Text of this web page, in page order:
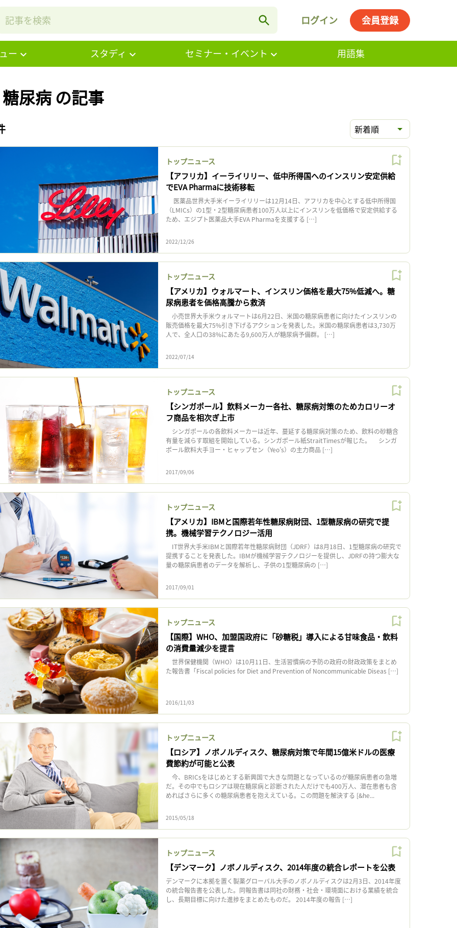
ログイン 会員登録
ー スタディ セミナー・イベント 用語集
尿病 の記事
新着順
トップニュース
【アフリカ】イーライリリー、低中所得国へのインスリン安定供給
でEVA Pharmaに技術移転
‎ 医薬品世界大手米イーライリリーは12月14日、アフリカを中心とする低中所得国
（LMICs）の1型・2型糖尿病患者100万人以上にインスリンを低価格で安定供給する
ため、エジプト医薬品大手EVA Pharmaを支援する […]
2022/12/26
トップニュース
【アメリカ】ウォルマート、インスリン価格を最大75%低減へ。糖
尿病患者を価格高騰から救済
小売世界大手米ウォルマートは6月22日、米国の糖尿病患者に向けたインスリンの
販売価格を最大75%引き下げるアクションを発表した。米国の糖尿病患者は3,730万
人で、全人口の38%にあたる9,600万人が糖尿病予備群。 […]
2022/07/14
トップニュース
【シンガポール】飲料メーカー各社、糖尿病対策のためカロリーオ
フ商品を相次ぎ上市
シンガポールの各飲料メーカーは近年、蔓延する糖尿病対策のため、飲料の砂糖含
有量を減らす取組を開始している。シンガポール紙StraitTimesが報じた。 シンガ
ポール飲料大手ヨー・ヒャップセン（Yeo’s）の主力商品 […]
2017/09/06
トップニュース
【アメリカ】IBMと国際若年性糖尿病財団、1型糖尿病の研究で提
携。機械学習テクノロジー活用
IT世界大手米IBMと国際若年性糖尿病財団（JDRF）は8月18日、1型糖尿病の研究で
提携することを発表した。IBMが機械学習テクノロジーを提供し、JDRFの持つ膨大な
量の糖尿病患者のデータを解析し、子供の1型糖尿病の […]
2017/09/01
トップニュース
【国際】WHO、加盟国政府に「砂糖税」導入による甘味食品・飲料
の消費量減少を提言
世界保健機関（WHO）は10月11日、生活習慣病の予防の政府の財政政策をまとめ
た報告書「Fiscal policies for Diet and Prevention of Noncommunicable Diseas […]
2016/11/03
トップニュース
【ロシア】ノボノルディスク、糖尿病対策で年間15億米ドルの医療
費節約が可能と公表
今、BRICsをはじめとする新興国で大きな問題となっているのが糖尿病患者の急増
だ。その中でもロシアは現在糖尿病と診断された人だけでも400万人、潜在患者も含
めればさらに多くの糖尿病患者を抱ええている。この問題を解決する [&he...
2015/05/18
トップニュース
【デンマーク】ノボノルディスク、2014年度の統合レポートを公表
デンマークに本拠を置く製薬グローバル大手のノボノルディスクは2月3日、2014年度
の統合報告書を公表した。同報告書は同社の財務・社会・環境面における業績を統合
し、長期目標に向けた進捗をまとめたものだ。 2014年度の報告 […]